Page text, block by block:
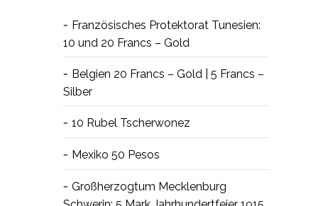
Französisches Protektorat Tunesien:
10 und 20 Francs – Gold
Belgien 20 Francs – Gold | 5 Francs –
Silber
10 Rubel Tscherwonez
Mexiko 50 Pesos
Großherzogtum Mecklenburg